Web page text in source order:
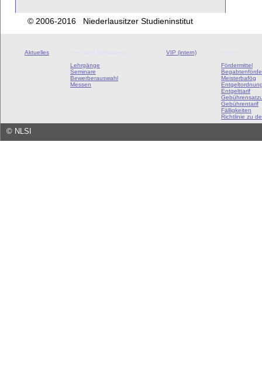
© 2006-2016 Niederlausitzer Studieninstitut
Aktuelles
Lehrgänge
Seminare
Bewerberauswahl
Messen
VIP (intern)
Fördermittel
Meisterbafög
Entgelttarif
Gebührentarif
Fälligkeiten
Richtlinie zu
© NLSI